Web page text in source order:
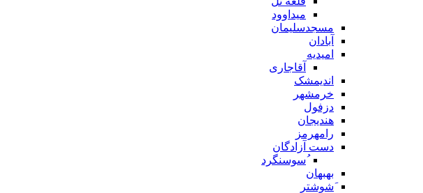
میداوود
مسجدسلیمان
آبادان
امیدیه
آقاجاری
اندیمشک
خرمشهر
دزفول
هندیجان
رامهرمز
دست آزادگان
ُسوسنگرد
بهبهان
َشوشتر